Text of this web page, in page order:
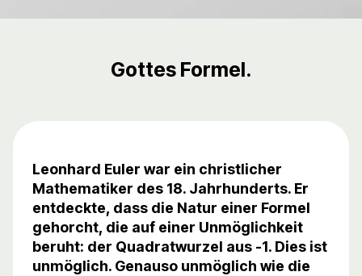
Gottes Formel.
Leonhard Euler war ein christlicher
Mathematiker des 18. Jahrhunderts. Er
entdeckte, dass die Natur einer Formel
gehorcht, die auf einer Unmöglichkeit
beruht: der Quadratwurzel aus -1. Dies ist
unmöglich. Genauso unmöglich wie die